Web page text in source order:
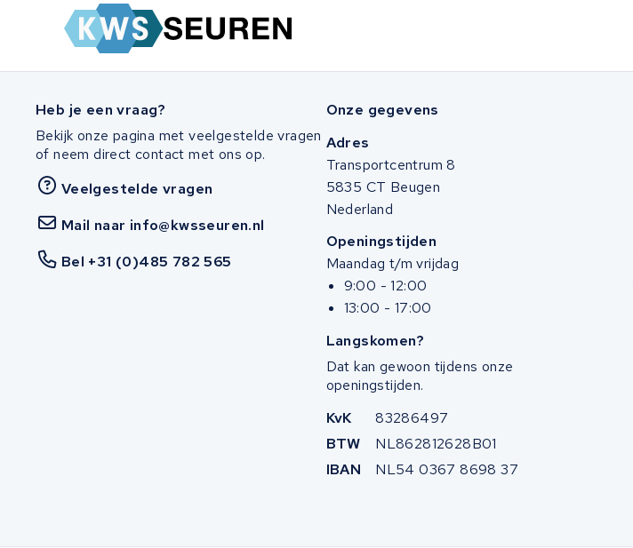
Heb je een vraag?
Bekijk onze pagina met veelgestelde vragen
of neem direct contact met ons op.
Veelgestelde vragen
Mail naar info@kwsseuren.nl
Bel +31 (0)485 782 565
Onze gegevens
Adres
Transportcentrum 8
5835 CT Beugen
Nederland
Openingstijden
Maandag t/m vrijdag
9:00 - 12:00
13:00 - 17:00
Langskomen?
Dat kan gewoon tijdens onze
openingstijden.
KvK
83286497
BTW
NL862812628B01
IBAN
NL54 0367 8698 37